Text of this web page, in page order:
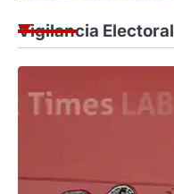
Vigilancia Electoral